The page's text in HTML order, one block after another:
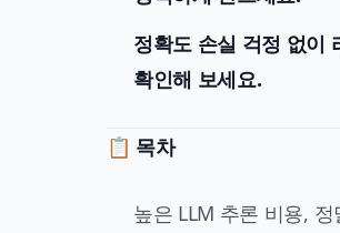
정확도 손실 걱정 없이
확인해 보세요.
📋 목차
높은 LLM 추론 비용,